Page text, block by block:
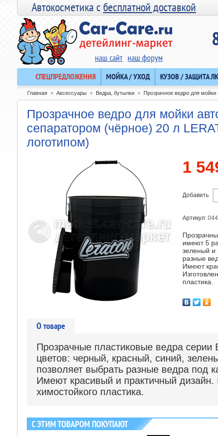
Автокосметика сбесплатной доставкой
наш сайт наш форум
СПЕЦПРЕДЛОЖЕНИЯ МОЙКА / УХОД КУЗОВ / ЗАЩИТА
Главная > Аксессуары > Ведра, бутылки > Прозрачное ведро для
Прозрачное ведро для мойки
сепаратором (чёрное) 20 л
логотипом)
1
Добавить
Артикул:
имеют 5
зеленый и
разные
Имеют
пластика.
О товаре
Прозрачные пластиковые ведра серии
цветов: черный, красный, синий,
позволяет выбрать разные ведра под
Имеют красивый и практичный дизайн.
химостойкого пластика.
С ЭТИМ ТОВАРОМ ПОКУПАЮТ